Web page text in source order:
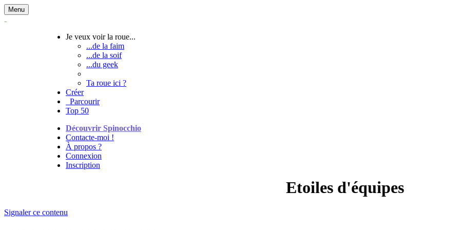
Menu
Je veux voir la roue...
...de la faim
...de la soif
...du geek
Ta roue ici ?
Créer
Parcourir
Top 50
Découvrir Spinocchio
Contacte-moi !
À propos ?
Connexion
Inscription
Etoiles d'équipes
Signaler ce contenu